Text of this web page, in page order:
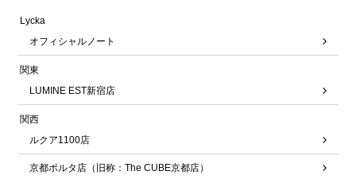
Lycka
オフィシャルノート
関東
LUMINE EST新宿店
関西
ルクア1100店
京都ポルタ店（旧称：The CUBE京都店）